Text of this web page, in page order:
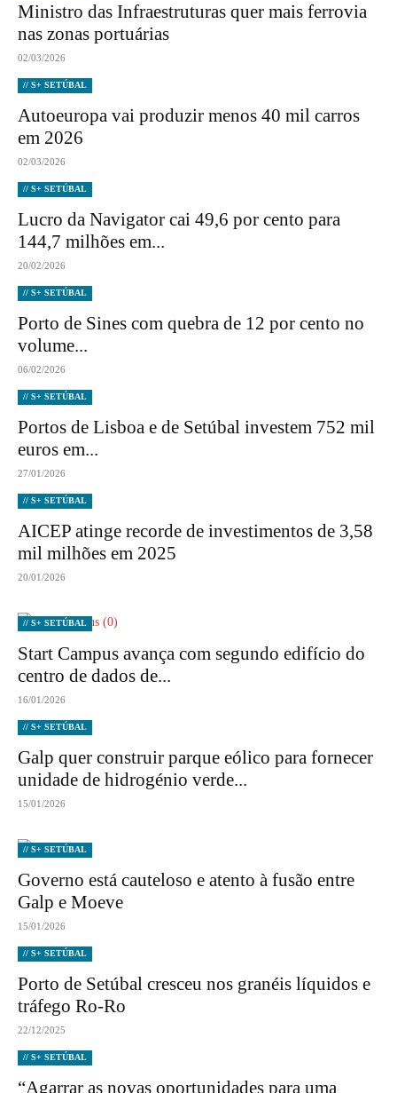
Ministro das Infraestruturas quer mais ferrovia
nas zonas portuárias
02/03/2026
// S+ SETÚBAL
Autoeuropa vai produzir menos 40 mil carros
em 2026
02/03/2026
// S+ SETÚBAL
Lucro da Navigator cai 49,6 por cento para
144,7 milhões em...
20/02/2026
// S+ SETÚBAL
Porto de Sines com quebra de 12 por cento no
volume...
06/02/2026
// S+ SETÚBAL
Portos de Lisboa e de Setúbal investem 752 mil
euros em...
27/01/2026
// S+ SETÚBAL
AICEP atinge recorde de investimentos de 3,58
mil milhões em 2025
20/01/2026
// S+ SETÚBAL
Start Campus avança com segundo edifício do
centro de dados de...
16/01/2026
// S+ SETÚBAL
Galp quer construir parque eólico para fornecer
unidade de hidrogénio verde...
15/01/2026
// S+ SETÚBAL
Governo está cauteloso e atento à fusão entre
Galp e Moeve
15/01/2026
// S+ SETÚBAL
Porto de Setúbal cresceu nos granéis líquidos e
tráfego Ro-Ro
22/12/2025
// S+ SETÚBAL
“Agarrar as novas oportunidades para uma